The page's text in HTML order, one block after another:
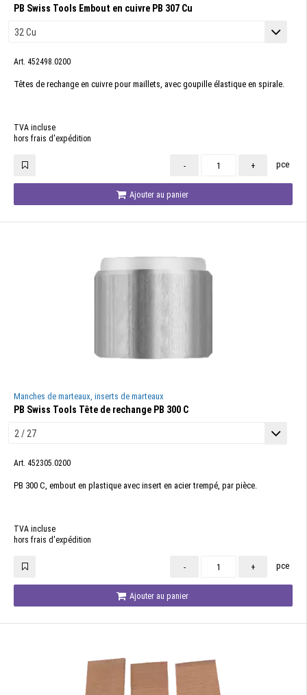
PB Swiss Tools Embout en cuivre PB 307 Cu
Art. 452498.0200
Têtes de rechange en cuivre pour maillets, avec goupille élastique en spirale.
TVA incluse
hors frais d'expédition
- + pce
Ajouter au panier
Manches de marteaux, inserts de marteaux
PB Swiss Tools Tête de rechange PB 300 C
Art. 452305.0200
PB 300 C, embout en plastique avec insert en acier trempé, par pièce.
TVA incluse
hors frais d'expédition
- + pce
Ajouter au panier